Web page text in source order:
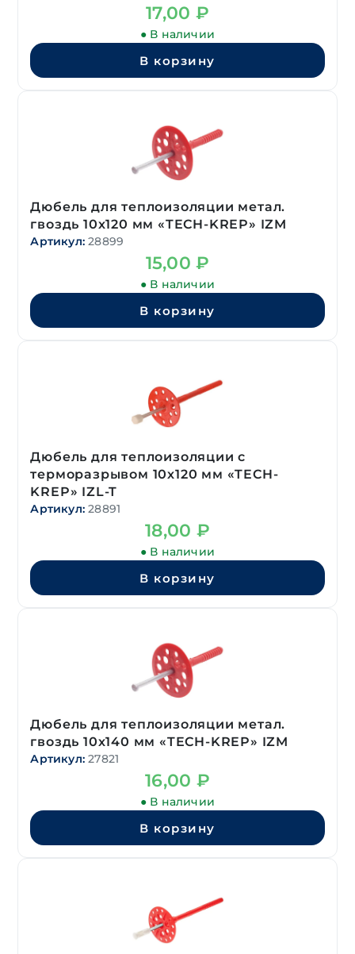
17,00 ₽
● В наличии
В корзину
Дюбель для теплоизоляции метал.
гвоздь 10х120 мм «TECH-KREP» IZM
Артикул: 28899
15,00 ₽
● В наличии
В корзину
Дюбель для теплоизоляции с
терморазрывом 10х120 мм «TECH-
KREP» IZL-T
Артикул: 28891
18,00 ₽
● В наличии
В корзину
Дюбель для теплоизоляции метал.
гвоздь 10х140 мм «TECH-KREP» IZM
Артикул: 27821
16,00 ₽
● В наличии
В корзину